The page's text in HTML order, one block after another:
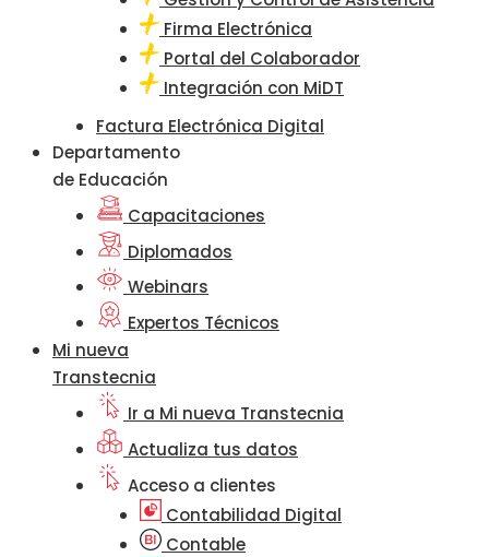
Firma Electrónica
Portal del Colaborador
Integración con MiDT
Factura Electrónica Digital
Departamento
de Educación
Capacitaciones
Diplomados
Webinars
Expertos Técnicos
Mi nueva
Transtecnia
Ir a Mi nueva Transtecnia
Actualiza tus datos
Acceso a clientes
Contabilidad Digital
Contable